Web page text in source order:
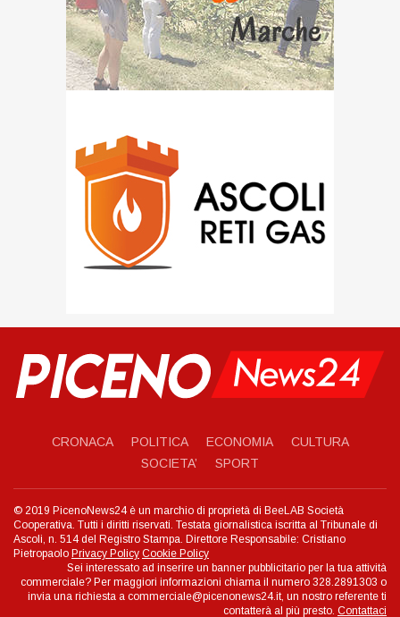
CRONACA POLITICA ECONOMIA
CULTURA
SOCIETA’
SPORT
© 2019 PicenoNews24 è un marchio di proprietà di BeeLAB Società
Cooperativa. Tutti i diritti riservati. Testata giornalistica iscritta al Tribunale di
Ascoli, n. 514 del Registro Stampa. Direttore Responsabile: Cristiano
Pietropaolo Privacy Policy Cookie Policy
Sei interessato ad inserire un banner pubblicitario per la tua attività
commerciale? Per maggiori informazioni chiama il numero 328.2891303 o
invia una richiesta a commerciale@picenonews24.it, un nostro referente ti
contatterà al più presto. Contattaci